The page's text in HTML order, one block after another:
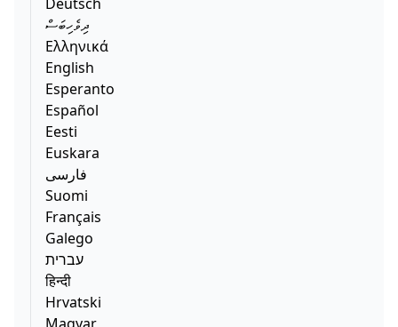
ދިވެހިބަސް
Ελληνικά
English
Esperanto
Español
Eesti
Euskara
فارسی
Suomi
Français
Galego
עברית
हिन्दी
Hrvatski